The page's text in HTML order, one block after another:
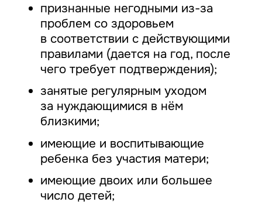
признанные негодными из-за
проблем со здоровьем
в соответствии с действующими
правилами (дается на год, после
чего требует подтверждения);
занятые регулярным уходом
за нуждающимися в нём
близкими;
имеющие и воспитывающие
ребенка без участия матери;
имеющие двоих или большее
число детей;